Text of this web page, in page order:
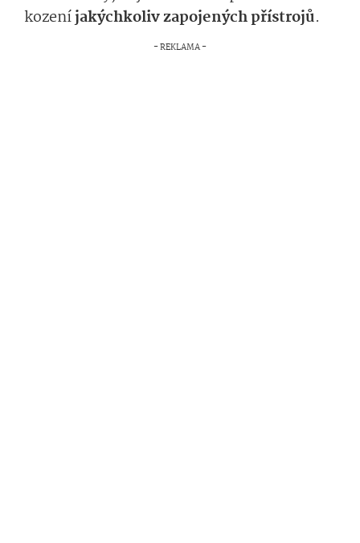
kozeníjakýchko­liv zapojených přístrojů.